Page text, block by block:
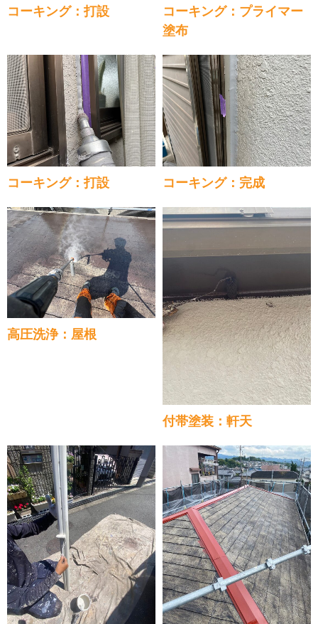
コーキング：打設
コーキング：プライマー
塗布
コーキング：打設 コーキング：完成
高圧洗浄：屋根
付帯塗装：軒天